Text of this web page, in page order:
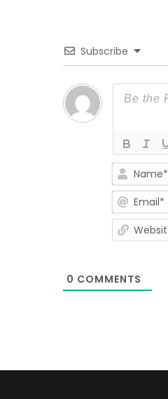
Subscribe
0 COMMENTS